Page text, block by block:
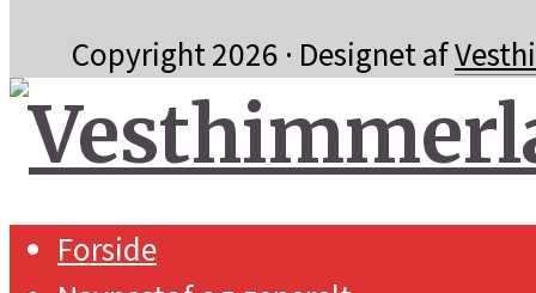
Copyright 2026 · Designet af
Forside